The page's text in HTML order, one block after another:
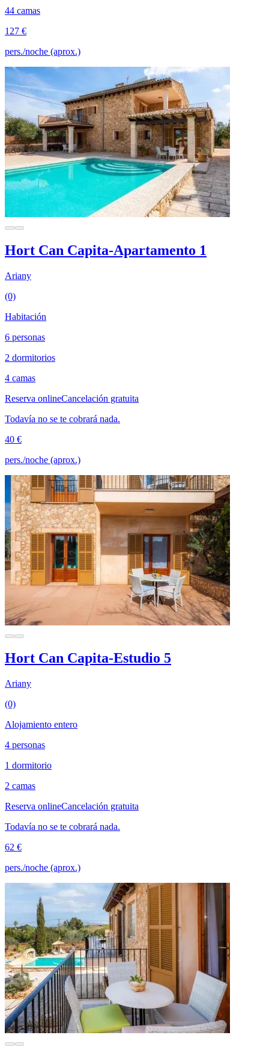
44 camas
127 €
pers./noche (aprox.)
Hort Can Capita-Apartamento 1
Ariany
(0)
Habitación
6 personas
2 dormitorios
4 camas
Reserva onlineCancelación gratuita
Todavía no se te cobrará nada.
40 €
pers./noche (aprox.)
Hort Can Capita-Estudio 5
Ariany
(0)
Alojamiento entero
4 personas
1 dormitorio
2 camas
Reserva onlineCancelación gratuita
Todavía no se te cobrará nada.
62 €
pers./noche (aprox.)